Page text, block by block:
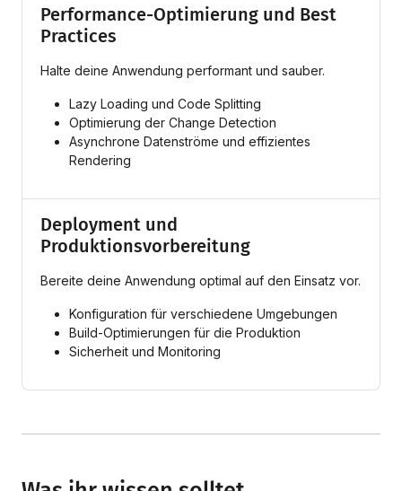
Performance-Optimierung und Best
Practices
Halte deine Anwendung performant und sauber.
Lazy Loading und Code Splitting
Optimierung der Change Detection
Asynchrone Datenströme und effizientes
Rendering
Deployment und
Produktionsvorbereitung
Bereite deine Anwendung optimal auf den Einsatz vor.
Konfiguration für verschiedene Umgebungen
Build-Optimierungen für die Produktion
Sicherheit und Monitoring